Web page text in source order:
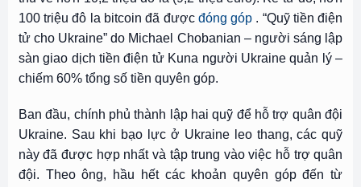
100 triệu đô la bitcoin đã được đóng góp . “Quỹ tiền điện
tử cho Ukraine” do Michael Chobanian – người sáng lập
sàn giao dịch tiền điện tử Kuna người Ukraine quản lý –
chiếm 60% tổng số tiền quyên góp.
Ban đầu, chính phủ thành lập hai quỹ để hỗ trợ quân đội
Ukraine. Sau khi bạo lực ở Ukraine leo thang, các quỹ
này đã được hợp nhất và tập trung vào việc hỗ trợ quân
đội. Theo ông, hầu hết các khoản quyên góp đến từ